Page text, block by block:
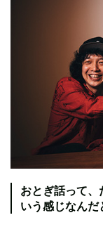
おとぎ話って
いう感じなんだ